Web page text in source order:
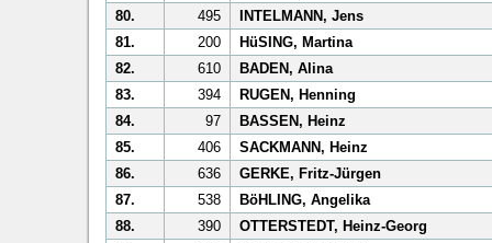
80.
495
INTELMANN, Jens
81.
200
HüSING, Martina
82.
610
BADEN, Alina
83.
394
RUGEN, Henning
84.
97
BASSEN, Heinz
85.
406
SACKMANN, Heinz
86.
636
GERKE, Fritz-Jürgen
87.
538
BöHLING, Angelika
88.
390
OTTERSTEDT, Heinz-Georg